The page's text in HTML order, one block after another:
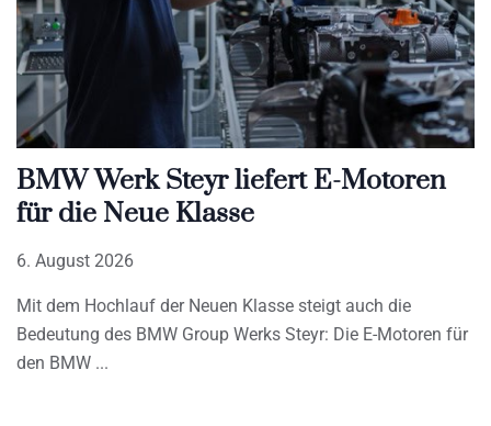
BMW Werk Steyr liefert E-Motoren
für die Neue Klasse
6. August 2026
Mit dem Hochlauf der Neuen Klasse steigt auch die
Bedeutung des BMW Group Werks Steyr: Die E-Motoren für
den BMW